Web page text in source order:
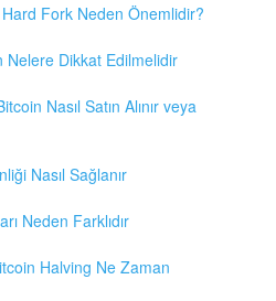
Fork Neden Önemlidir?
Nelere Dikkat Edilmelidir
Nasıl Satın Alınır veya
Nasıl Sağlanır
Neden Farklıdır
Halving Ne Zaman